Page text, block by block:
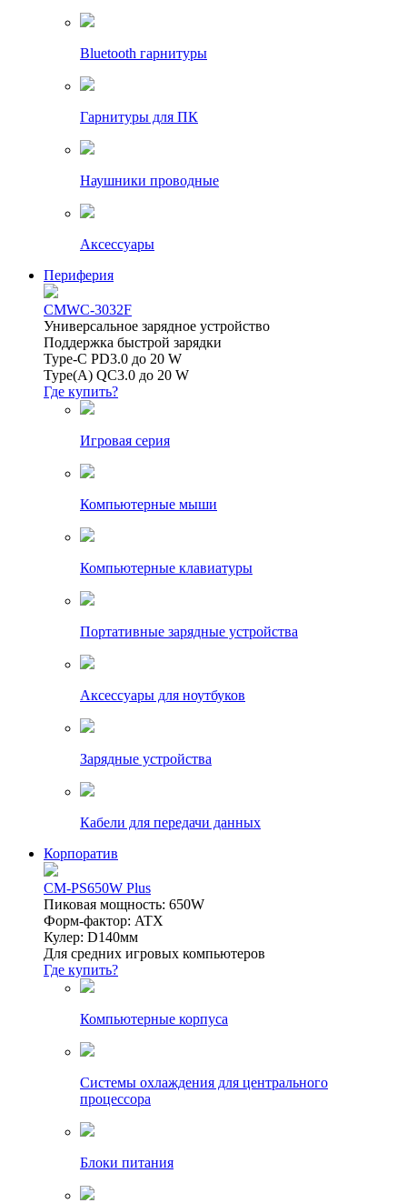
Bluetooth гарнитуры
Гарнитуры для ПК
Наушники проводные
Аксессуары
Периферия
CMWC-3032F
Универсальное зарядное устройство
Поддержка быстрой зарядки
Type-C PD3.0 до 20 W
Type(A) QC3.0 до 20 W
Где купить?
Игровая серия
Компьютерные мыши
Компьютерные клавиатуры
Портативные зарядные устройства
Аксессуары для ноутбуков
Зарядные устройства
Кабели для передачи данных
Корпоратив
CM-PS650W Plus
Пиковая мощность: 650W
Форм-фактор: ATX
Кулер: D140мм
Для средних игровых компьютеров
Где купить?
Компьютерные корпуса
Системы охлаждения для центрального
процессора
Блоки питания